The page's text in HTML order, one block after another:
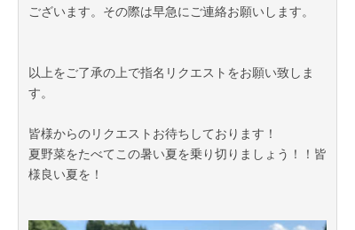
ございます。その際は早急にご連絡お願いします。
以上をご了承の上で指名リクエストをお願い致しま
す。
皆様からのリクエストお待ちしております！
夏野菜をたべてこの暑い夏を乗り切りましょう！！皆
様良い夏を！